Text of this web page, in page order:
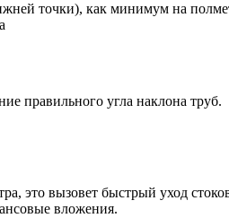
точки), как минимум на
правильного угла наклона труб.
вызовет быстрый уход
вложения.